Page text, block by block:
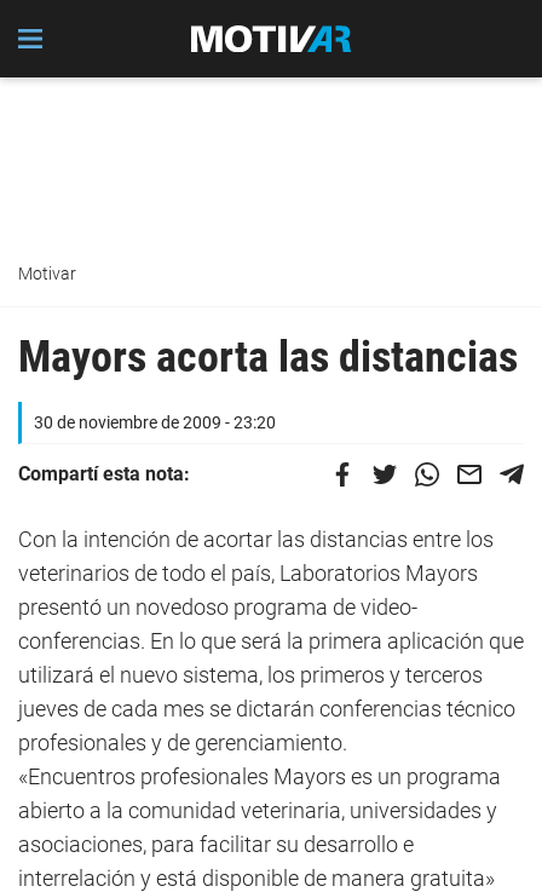
Motivar
Mayors acorta las distancias
30 de noviembre de 2009 - 23:20
Compartí esta nota:
Con la intención de acortar las distancias entre los
veterinarios de todo el país, Laboratorios Mayors
presentó un novedoso programa de video-
conferencias. En lo que será la primera aplicación que
utilizará el nuevo sistema, los primeros y terceros
jueves de cada mes se dictarán conferencias técnico
profesionales y de gerenciamiento.
«Encuentros profesionales Mayors es un programa
abierto a la comunidad veterinaria, universidades y
asociaciones, para facilitar su desarrollo e
interrelación y está disponible de manera gratuita»